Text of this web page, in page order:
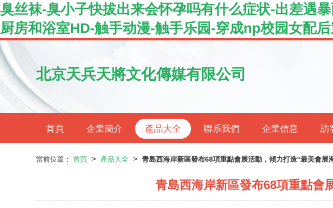
臭丝袜-臭小子快拔出来会怀孕吗有什么症状-出差遇
厨房和浴室HD-触手动漫-触手乐园-穿成np校园女配
北京天兵天將文化傳媒有限公司
首頁 企業簡介 產品大全 聯系我們 企業信息 訪
當前位置： 首頁 > 產品大全 > 青島西海岸新區發布68項重點會展活動，傾力打造“最美會展
青島西海岸新區發布68項重點會